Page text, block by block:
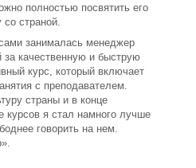
полностью посвятить его
страной.
занималась менеджер
за качественную и быструю
курс, который включает
с преподавателем.
страны и в конце
курсов я стал намного лучше
говорить на нем.